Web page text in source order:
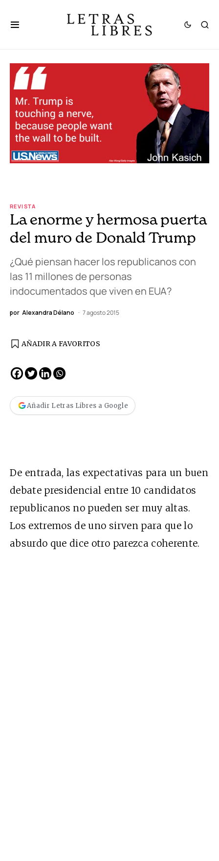
REVISTA
La enorme y hermosa puerta
del muro de Donald Trump
¿Qué piensan hacer los republicanos con
las 11 millones de personas
indocumentados que viven en EUA?
por Alexandra Délano 7 agosto 2015
AÑADIR A FAVORITOS
Añadir Letras Libres a Google
De entrada, las expectativas para un buen
debate presidencial entre 10 candidatos
republicanos no pueden ser muy altas.
Los extremos de uno sirven para que lo
absurdo que dice otro parezca coherente.